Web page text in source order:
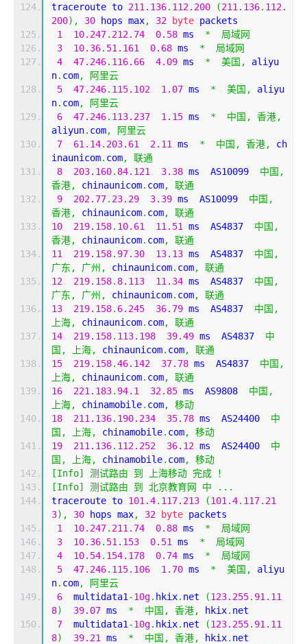
traceroute to 211.136. 112.200 (211.136. 112.
200), 30 hops max, 32 byte packets
1
10.247. 212.74 0.58 ms *
局域网
3
10.36. 51.161 0.68 ms *
局域网
4
47.246. 116.66 4.09 ms * 美国,
aliyu
n. com,
阿里云
5
47.246. 115.102 1.07 ms * 美国,
aliyu
n. com,
阿里云
6
47.246. 113.237 1.15 ms * 中国,
香港,
aliyun. com,
阿里云
7
61.14. 203.61 2.11 ms * 中国, 香港,
ch
inaunicom. com,
联通
8
203.160. 84.121 3.38 ms  AS10099 中国,
香港,
chinaunicom. com,
联通
9
202.77. 23.29 3.39 ms  AS10099 中国,
香港,
chinaunicom. com,
联通
10
219.158. 10.61 11.51 ms  AS4837 中国,
香港,
chinaunicom. com,
联通
11
219.158. 97.30 13.13 ms  AS4837 中国,
广东,
广州, chinaunicom. com,
联通
12
219.158. 8.113 11.34 ms  AS4837 中国,
广东,
广州, chinaunicom. com,
联通
13
219.158. 6.245 36.79 ms  AS4837 中国,
上海,
chinaunicom. com,
联通
14
219.158. 113.198 39.49 ms  AS4837 中
国,
上海, chinaunicom. com,
联通
15
219.158.46.142 37.78 ms  AS4837 中国,
上海,
chinaunicom. com,
联通
16
221.183. 94.1 32.85 ms  AS9808 中国,
上海,
chinamobile. com,
移动
18
211.136. 190.234 35.78 ms  AS24400 中
国,
上海, chinamobile. com,
移动
19
211.136. 112.252 36.12 ms  AS24400 中
国,
上海, chinamobile. com,
移动
[Info] 测试路由 到 上海移动 完成
！
[Info] 测试路由 到 北京教育网 中
...
traceroute to 101.4. 117.213 (101.4. 117.21
3), 30 hops max, 32 byte packets
1
10.247. 211.74 0.88 ms *
局域网
3
10.36. 51.153 0.51 ms *
局域网
4
10.54. 154.178 0.74 ms *
局域网
5
47.246. 115.106 1.70 ms * 美国,
aliyu
n. com,
阿里云
6
  multidata1
-10g. hkix. net (123.255. 91.11
8) 39.07 ms * 中国, 香港, hkix. net
7
  multidata1
-10g. hkix. net (123.255. 91.11
8) 39.21 ms * 中国, 香港, hkix. net